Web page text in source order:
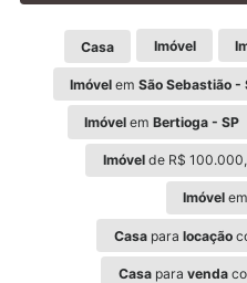
Casa Imóvel
Imóvel emSão Sebastião -
Imóvel emBertioga - SP
Imóvelde R$
Imóvel em
Casapara locação
Casapara venda